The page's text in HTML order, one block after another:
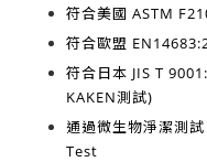
符合美國 ASTM
符合歐盟
符合日本 JIS T
KAKEN測試)
通過微生物淨潔測試
Test